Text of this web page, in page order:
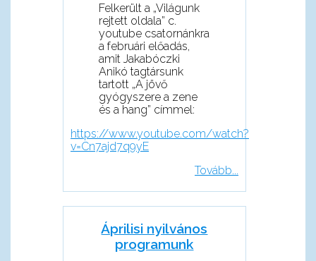
Felkerült a „Világunk
rejtett oldala” c.
youtube csatornánkra
a februári előadás,
amit Jakabóczki
Anikó tagtársunk
tartott „A jövő
gyógyszere a zene
és a hang” címmel:
https://www.youtube.com/watch?
v=Cn7ajd7q9yE
Tovább...
Áprilisi nyilvános
programunk